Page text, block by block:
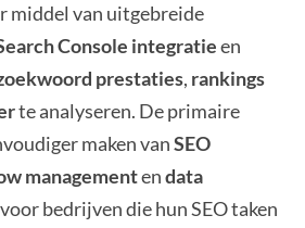
middel van uitgebreide
Console integratieen
prestaties, rankings
te analyseren. De primaire
maken vanSEO
managementendata
bedrijven die hun SEO taken